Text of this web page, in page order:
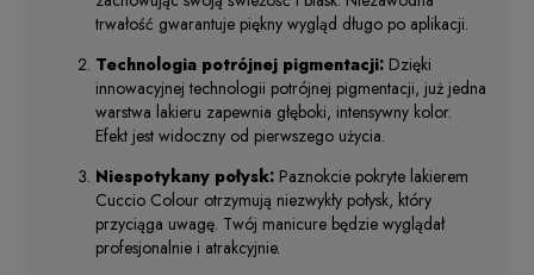
trwałość gwarantuje piękny wygląd długo po aplikacji.
Technologia potrójnej pigmentacji: Dzięki
innowacyjnej technologii potrójnej pigmentacji, już jedna
warstwa lakieru zapewnia głęboki, intensywny kolor.
Efekt jest widoczny od pierwszego użycia.
Niespotykany połysk: Paznokcie pokryte lakierem
Cuccio Colour otrzymują niezwykły połysk, który
przyciąga uwagę. Twój manicure będzie wyglądał
profesjonalnie i atrakcyjnie.